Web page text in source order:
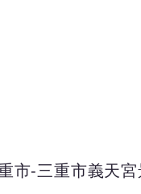
市-三重市義天